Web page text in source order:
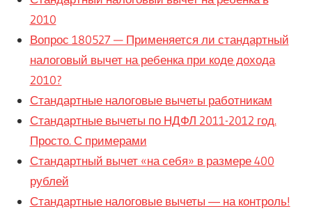
2010
Вопрос 180527 — Применяется ли стандартный
налоговый вычет на ребенка при коде дохода
2010?
Стандартные налоговые вычеты работникам
Стандартные вычеты по НДФЛ 2011-2012 год.
Просто. С примерами
Стандартный вычет «на себя» в размере 400
рублей
Стандартные налоговые вычеты ― на контроль!